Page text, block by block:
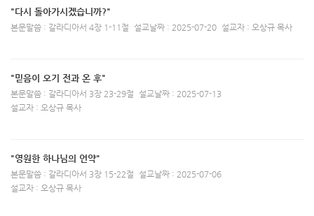
"다시 돌아가시겠습니까?"
본문말씀 : 갈라디아서 4장 1-11절 설교날짜 : 2025-07-20 설교자 : 오상규 목사
"믿음이 오기 전과 온 후"
본문말씀 : 갈라디아서 3장 23-29절
설교날짜 : 2025-07-13
설교자 : 오상규 목사
"영원한 하나님의 언약"
본문말씀 : 갈라디아서 3장 15-22절
설교날짜 : 2025-07-06
설교자 : 오상규 목사